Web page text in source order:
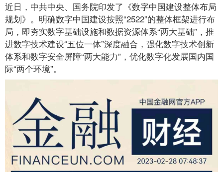
近日，中共中央、国务院印发了《数字中国建设整体布局
规划》。明确数字中国建设按照“2522”的整体框架进行布
局，即夯实数字基础设施和数据资源体系“两大基础”，推
进数字技术建设“五位一体”深度融合，强化数字技术创新
体系和数字安全屏障“两大能力”，优化数字化发展国内国
际“两个环境”。